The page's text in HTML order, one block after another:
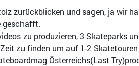
zurückblicken und sagen, ja wir
geschafft.
zu produzieren, 3 Skateparks
zu finden um auf 1-2
Österreichs(Last